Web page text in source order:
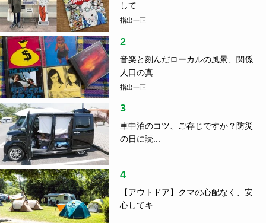
して……...
指出一正
2
音楽と刻んだローカルの風景、関係
人口の真...
指出一正
3
車中泊のコツ、ご存じですか？防災
の日に読...
4
【アウトドア】クマの心配なく、安
心してキ...